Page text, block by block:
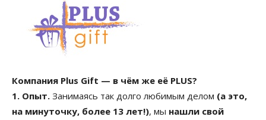
Компания Plus Gift — в чём же её PLUS?
1. Опыт. Занимаясь так долго любимым делом (а это,
на минуточку, более 13 лет!), мы нашли свой